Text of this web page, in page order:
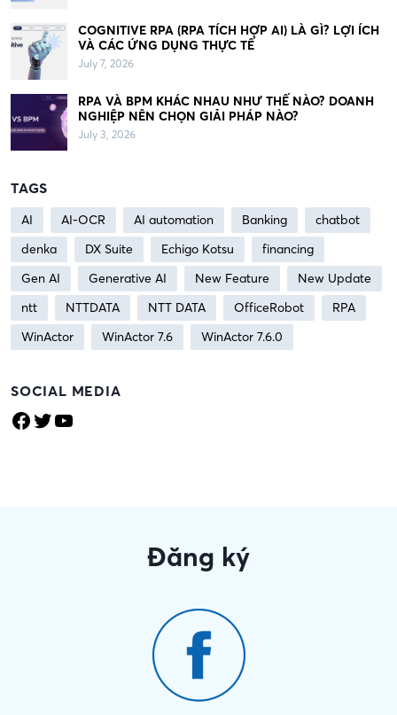
COGNITIVE RPA (RPA TÍCH HỢP AI) LÀ GÌ? LỢI ÍCH
VÀ CÁC ỨNG DỤNG THỰC TẾ
July 7, 2026
RPA VÀ BPM KHÁC NHAU NHƯ THẾ NÀO? DOANH
NGHIỆP NÊN CHỌN GIẢI PHÁP NÀO?
July 3, 2026
TAGS
AI AI-OCR AI automation Banking
chatbot
denka
DX Suite Echigo Kotsu
financing
Gen AI
Generative AI New Feature
New Update
ntt
NTTDATA NTT DATA OfficeRobot
RPA
WinActor
WinActor 7.6 WinActor 7.6.0
SOCIAL MEDIA
Facebook Twitter YouTube
Đăng ký